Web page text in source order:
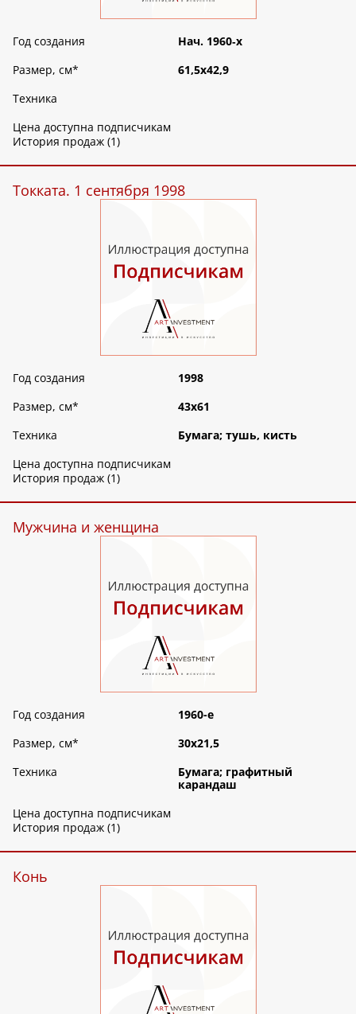
Год создания
Нач. 1960‑х
Размер, см*
61,5х42,9
Техника
Цена доступна подписчикам
История продаж (1)
Токката. 1 сентября 1998
Год создания
1998
Размер, см*
43х61
Техника
Бумага; тушь, кисть
Цена доступна подписчикам
История продаж (1)
Мужчина и женщина
Год создания
1960-е
Размер, см*
30х21,5
Техника
Бумага; графитный
карандаш
Цена доступна подписчикам
История продаж (1)
Конь